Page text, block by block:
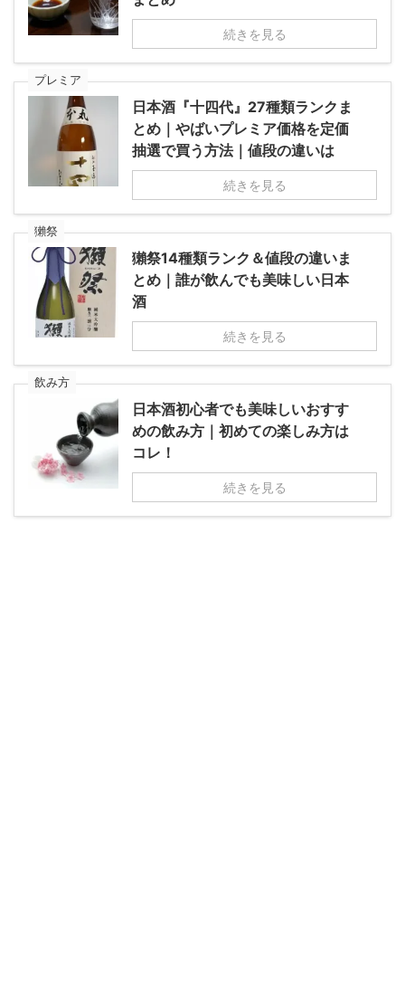
続きを見る
プレミア
日本酒『十四代』27種類ランクま
とめ｜やばいプレミア価格を定価
抽選で買う方法｜値段の違いは
続きを見る
獺祭
獺祭14種類ランク＆値段の違いま
とめ｜誰が飲んでも美味しい日本
酒
続きを見る
飲み方
日本酒初心者でも美味しいおすす
めの飲み方｜初めての楽しみ方は
コレ！
続きを見る